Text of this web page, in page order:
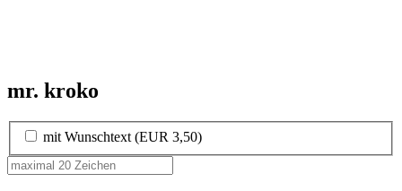
mr. kroko
mit Wunschtext (EUR 3,50)